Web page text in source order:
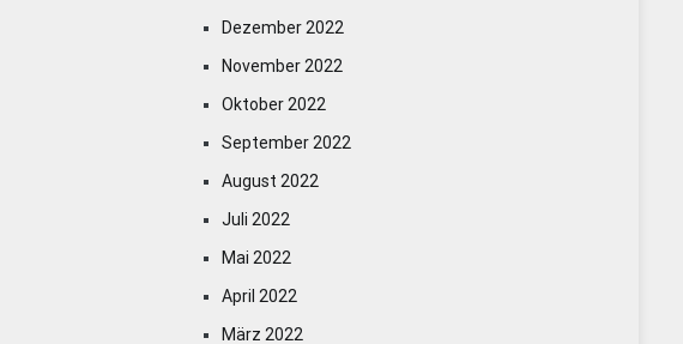
Dezember 2022
November 2022
Oktober 2022
September 2022
August 2022
Juli 2022
Mai 2022
April 2022
März 2022